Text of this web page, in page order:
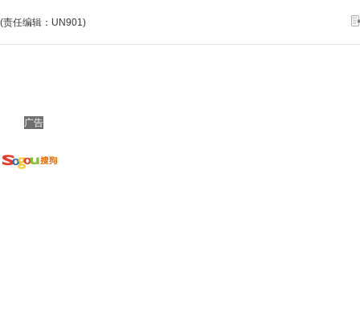
(责任编辑：UN901)
广告